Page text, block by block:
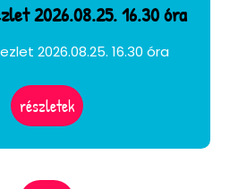
2026.08.25. 16.30 óra
2026.08.25. 16.30 óra
részletek